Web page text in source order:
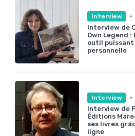
Interview •
Interview de
Own Legend
outil
personnelle
Interview •
Interview de
Éditions
ses livres
ligne